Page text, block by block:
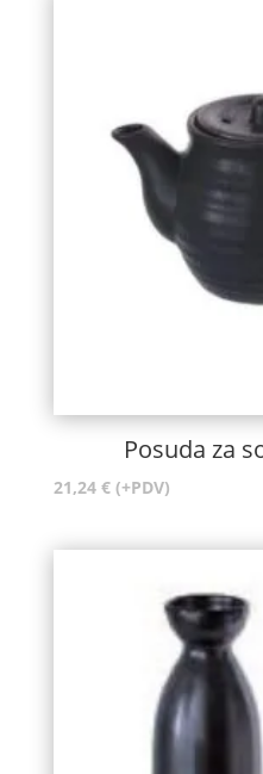
Posuda za
21,24 € (+PDV)